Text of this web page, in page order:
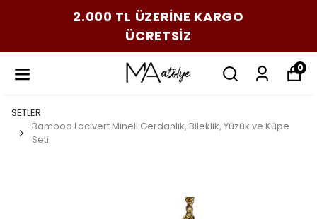
2.000 TL ÜZERİNE KARGO
ÜCRETSİZ
0
SETLER
Bamboo Lacivert Mineli Gerdanlık, Bileklik, Yüzük ve Küpe
Seti